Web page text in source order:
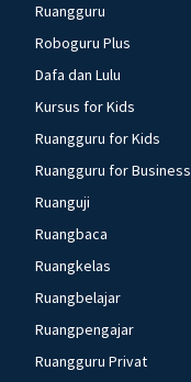
Ruangguru
Roboguru Plus
Dafa dan Lulu
Kursus for Kids
Ruangguru for Kids
Ruangguru for Business
Ruanguji
Ruangbaca
Ruangkelas
Ruangbelajar
Ruangpengajar
Ruangguru Privat